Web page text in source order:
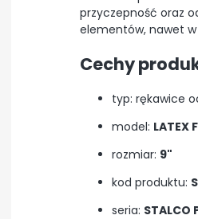
przyczepność oraz
elementów, nawet
Cechy
typ: rękawice
model: LATEX
rozmiar: 9"
kod produktu:
seria: STALCO